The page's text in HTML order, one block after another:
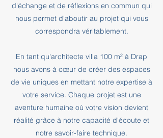
d'échange et de réflexions en commun qui
nous permet d'aboutir au projet qui vous
correspondra véritablement.
En tant qu'architecte villa 100 m² à Drap
nous avons à cœur de créer des espaces
de vie uniques en mettant notre expertise à
votre service. Chaque projet est une
aventure humaine où votre vision devient
réalité grâce à notre capacité d'écoute et
notre savoir-faire technique.